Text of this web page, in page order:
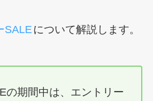
SALEについて解説します。
の期間中は、エントリー